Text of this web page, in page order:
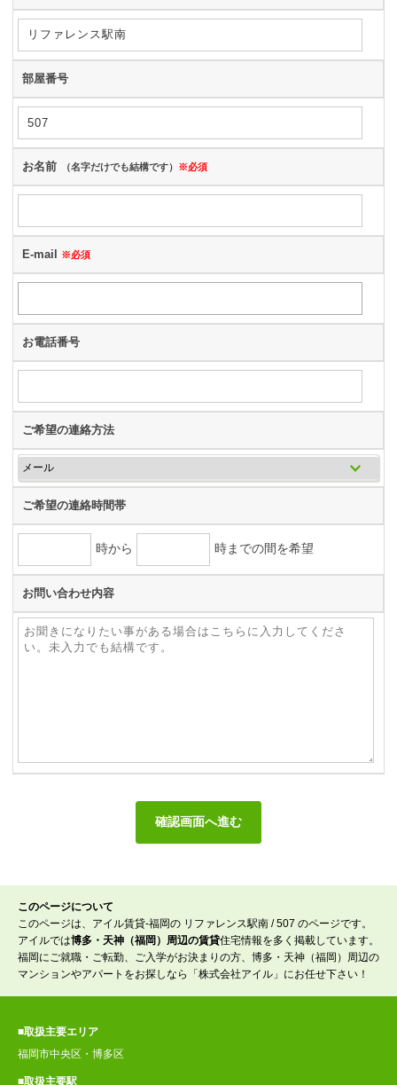
部屋番号
お名前 （名字だけでも結構です） ※必須
E-mail ※必須
お電話番号
ご希望の連絡方法
ご希望の連絡時間帯
時から 時までの間を希望
お問い合わせ内容
このページについて
このページは、アイル賃貸-福岡の リファレンス駅南 / 507 のページです。
アイルでは博多・天神（福岡）周辺の賃貸住宅情報を多く掲載しています。
福岡にご就職・ご転勤、ご入学がお決まりの方、博多・天神（福岡）周辺の
マンションやアパートをお探しなら「株式会社アイル」にお任せ下さい！
■取扱主要エリア
福岡市中央区・博多区
■取扱主要駅